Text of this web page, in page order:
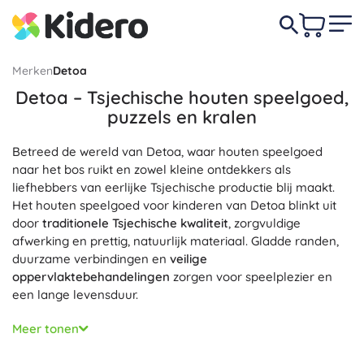
MerkenDetoa
Detoa – Tsjechische houten speelgoed,
puzzels en kralen
Betreed de wereld van Detoa, waar houten speelgoed
naar het bos ruikt en zowel kleine ontdekkers als
liefhebbers van eerlijke Tsjechische productie blij maakt.
Het houten speelgoed voor kinderen van Detoa blinkt uit
door traditionele Tsjechische kwaliteit, zorgvuldige
afwerking en prettig, natuurlijk materiaal. Gladde randen,
duurzame verbindingen en veilige
oppervlaktebehandelingen zorgen voor speelplezier en
een lange levensduur.
In de categorie Detoa vind je houten puzzels en
bouwpuzzels, vormenstoven voor peuters, blokken en
Meer tonen